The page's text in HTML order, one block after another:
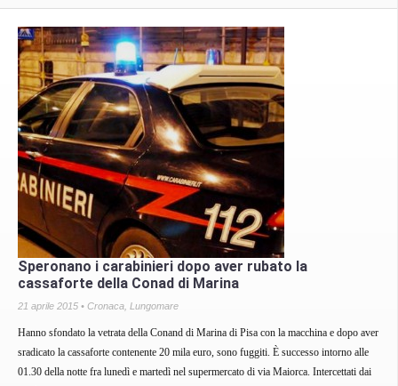
Speronano i carabinieri dopo aver rubato la
cassaforte della Conad di Marina
21 aprile 2015 • Cronaca Lungomare
Hanno sfondato la vetrata della Conand di Marina di Pisa con la macchina e dopo aver
sradicato la cassaforte contenente 20 mila euro, sono fuggiti. È successo intorno alle
01.30 della notte fra lunedì e martedì nel supermercato di via Maiorca. Intercettati dai